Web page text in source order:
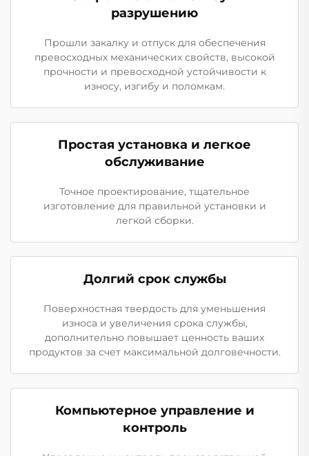
разрушению
Прошли закалку и отпуск для обеспечения
превосходных механических свойств, высокой
прочности и превосходной устойчивости к
износу, изгибу и поломкам.
Простая установка и легкое
обслуживание
Точное проектирование, тщательное
изготовление для правильной установки и
легкой сборки.
Долгий срок службы
Поверхностная твердость для уменьшения
износа и увеличения срока службы,
дополнительно повышает ценность ваших
продуктов за счет максимальной долговечности.
Компьютерное управление и
контроль